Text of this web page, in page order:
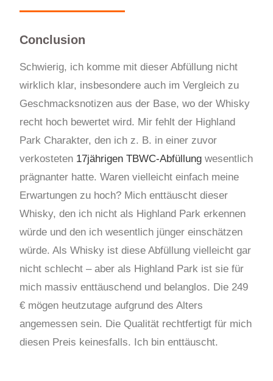
Conclusion
Schwierig, ich komme mit dieser Abfüllung nicht
wirklich klar, insbesondere auch im Vergleich zu
Geschmacksnotizen aus der Base, wo der Whisky
recht hoch bewertet wird. Mir fehlt der Highland
Park Charakter, den ich z. B. in einer zuvor
verkosteten 17jährigen TBWC-Abfüllung wesentlich
prägnanter hatte. Waren vielleicht einfach meine
Erwartungen zu hoch? Mich enttäuscht dieser
Whisky, den ich nicht als Highland Park erkennen
würde und den ich wesentlich jünger einschätzen
würde. Als Whisky ist diese Abfüllung vielleicht gar
nicht schlecht – aber als Highland Park ist sie für
mich massiv enttäuschend und belanglos. Die 249
€ mögen heutzutage aufgrund des Alters
angemessen sein. Die Qualität rechtfertigt für mich
diesen Preis keinesfalls. Ich bin enttäuscht.